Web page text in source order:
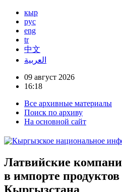
кыр
рус
eng
tr
中文
العربية
09 август 2026
16:18
Все архивные материалы
Поиск по архиву
На основной сайт
Латвийские
в импорте